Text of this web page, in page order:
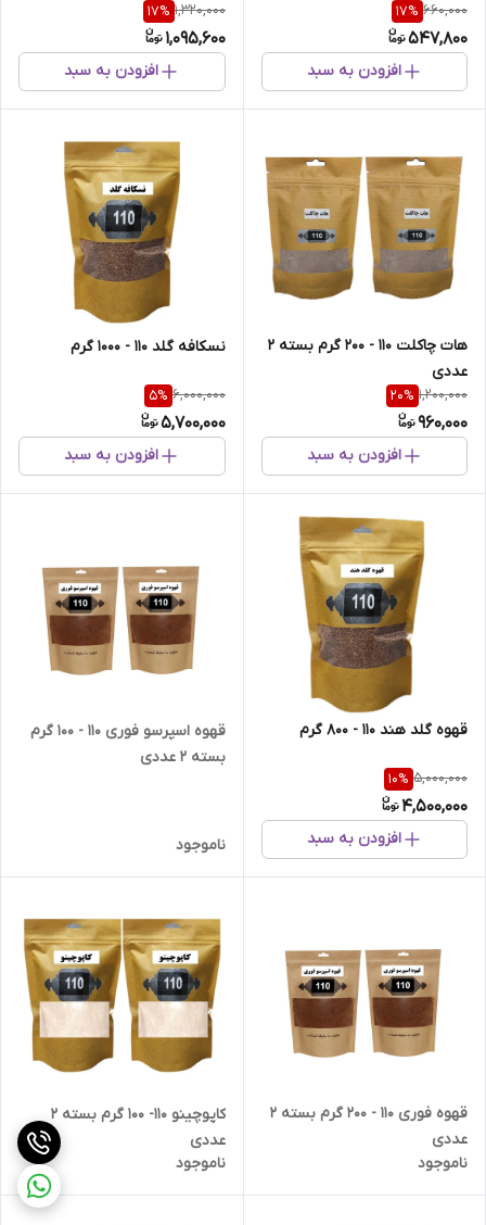
660,000
17%
547,800
افزودن به سبد
1,320,000
17%
1,095,600
افزودن به سبد
هات چاکلت 110 - 200 گرم بسته 2
عددی
1,200,000
20%
960,000
افزودن به سبد
نسکافه گلد 110 - 1000 گرم
6,000,000
5%
5,700,000
افزودن به سبد
قهوه گلد هند 110 - 800 گرم
5,000,000
10%
4,500,000
افزودن به سبد
قهوه اسپرسو فوری 110 - 100 گرم
بسته 2 عددی
ناموجود
قهوه فوری 110 - 200 گرم بسته 2
عددی
ناموجود
کاپوچینو 110- 100 گرم بسته 2
عددی
ناموجود